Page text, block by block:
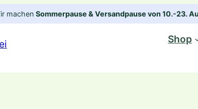
machen Sommerpause & Versandpause von 10.-23.
Shop